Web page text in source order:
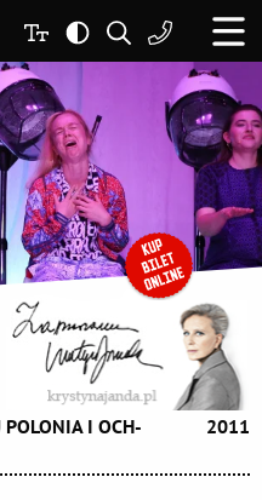
POLONIA I OCH-
2011